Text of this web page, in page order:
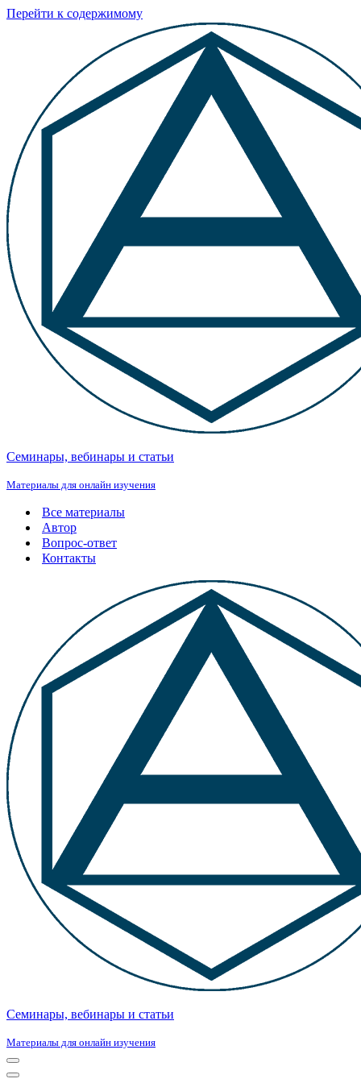
Перейти к содержимому
Семинары, вебинары и статьи
Материалы для онлайн изучения
Все материалы
Автор
Вопрос-ответ
Контакты
Семинары, вебинары и статьи
Материалы для онлайн изучения
Меню
навигации
Меню